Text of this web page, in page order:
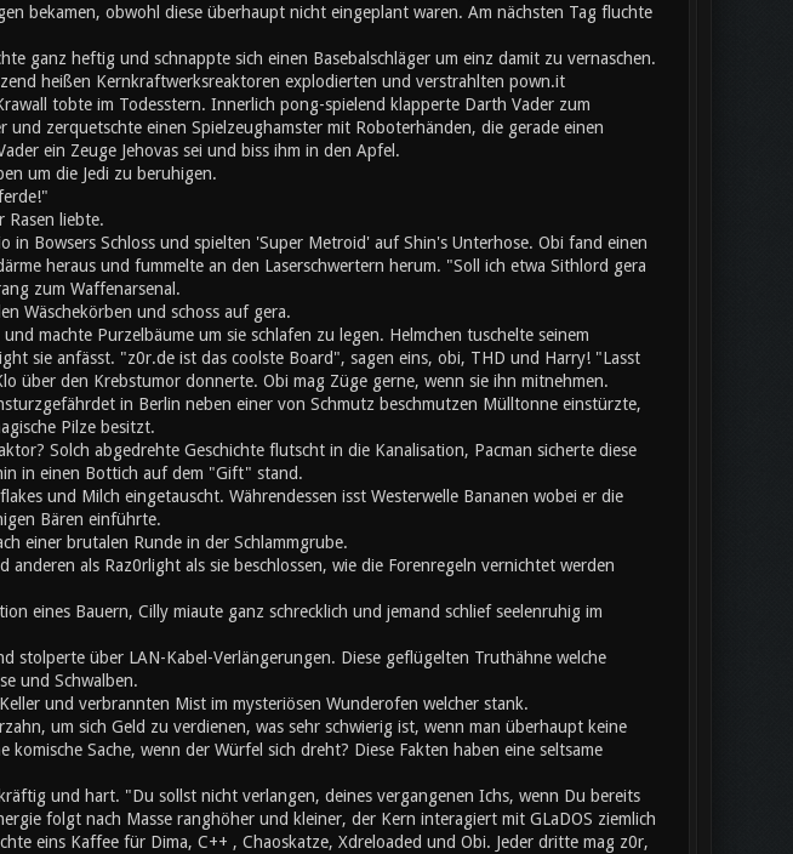
bekamen, obwohl diese überhaupt nicht eingeplant waren. Am nächsten Tag fluchte
ganz heftig und schnappte sich einen Basebalschläger um einz damit zu vernaschen.
heißen Kernkraftwerksreaktoren explodierten und verstrahlten pown.it
tobte im Todesstern. Innerlich pong-spielend klapperte Darth Vader zum
zerquetschte einen Spielzeughamster mit Roboterhänden, die gerade einen
ein Zeuge Jehovas sei und biss ihm in den Apfel.
um die Jedi zu beruhigen.
Rasen liebte.
in Bowsers Schloss und spielten 'Super Metroid' auf Shin's Unterhose. Obi fand einen
heraus und fummelte an den Laserschwertern herum. "Soll ich etwa Sithlord gera
zum Waffenarsenal.
Wäschekörben und schoss auf gera.
machte Purzelbäume um sie schlafen zu legen. Helmchen tuschelte seinem
sie anfässt. "z0r.de ist das coolste Board", sagen eins, obi, THD und Harry! "Lasst
über den Krebstumor donnerte. Obi mag Züge gerne, wenn sie ihn mitnehmen.
in Berlin neben einer von Schmutz beschmutzen Mülltonne einstürzte,
Pilze besitzt.
Solch abgedrehte Geschichte flutscht in die Kanalisation, Pacman sicherte diese
in einen Bottich auf dem "Gift" stand.
und Milch eingetauscht. Währendessen isst Westerwelle Bananen wobei er die
Bären einführte.
einer brutalen Runde in der Schlammgrube.
als Raz0rlight als sie beschlossen, wie die Forenregeln vernichtet werden
eines Bauern, Cilly miaute ganz schrecklich und jemand schlief seelenruhig im
stolperte über LAN-Kabel-Verlängerungen. Diese geflügelten Truthähne welche
und Schwalben.
und verbrannten Mist im mysteriösen Wunderofen welcher stank.
um sich Geld zu verdienen, was sehr schwierig ist, wenn man überhaupt keine
Sache, wenn der Würfel sich dreht? Diese Fakten haben eine seltsame
und hart. "Du sollst nicht verlangen, deines vergangenen Ichs, wenn Du bereits
folgt nach Masse ranghöher und kleiner, der Kern interagiert mit GLaDOS ziemlich
eins Kaffee für Dima, C++ , Chaoskatze, Xdreloaded und Obi. Jeder dritte mag z0r,